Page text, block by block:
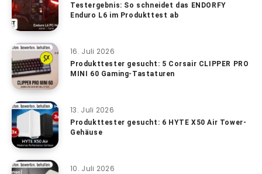
Testergebnis: So schneidet das ENDORFY
Enduro L6 im Produkttest ab
16. Juli 2026
Produkttester gesucht: 5 Corsair CLIPPER PRO
MINI 60 Gaming-Tastaturen
13. Juli 2026
Produkttester gesucht: 6 HYTE X50 Air Tower-
Gehäuse
10. Juli 2026